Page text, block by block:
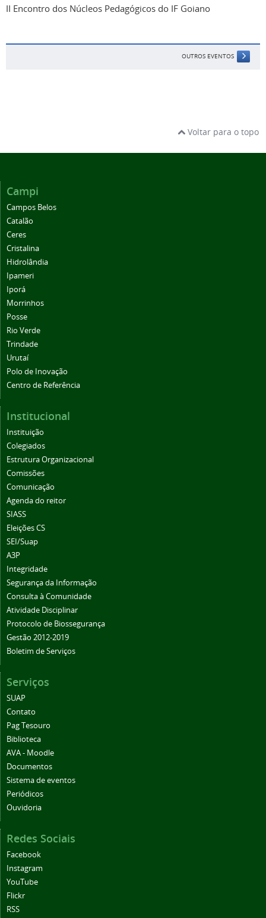
II Encontro dos Núcleos Pedagógicos do IF Goiano
OUTROS EVENTOS
Voltar para o topo
Campi
Campos Belos
Catalão
Ceres
Cristalina
Hidrolândia
Ipameri
Iporá
Morrinhos
Posse
Rio Verde
Trindade
Urutaí
Polo de Inovação
Centro de Referência
Institucional
Instituição
Colegiados
Estrutura Organizacional
Comissões
Comunicação
Agenda do reitor
SIASS
Eleições CS
SEI/Suap
A3P
Integridade
Segurança da Informação
Consulta à Comunidade
Atividade Disciplinar
Protocolo de Biossegurança
Gestão 2012-2019
Boletim de Serviços
Serviços
SUAP
Contato
Pag Tesouro
Biblioteca
AVA - Moodle
Documentos
Sistema de eventos
Periódicos
Ouvidoria
Redes Sociais
Facebook
Instagram
YouTube
Flickr
RSS